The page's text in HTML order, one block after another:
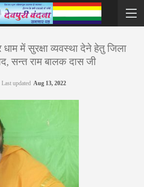
धाम में सुरक्षा व्यवस्था देने हेतु जिला
सन्त राम बालक दास जी
Last updated Aug 13, 2022